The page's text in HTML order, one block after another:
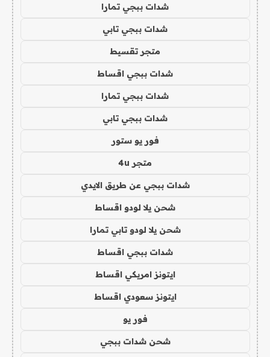
شدات ببجي تمارا
شدات ببجي تابي
متجر تقسيط
شدات ببجي اقساط
شدات ببجي تمارا
شدات ببجي تابي
فور يو ستور
متجر 4u
شدات ببجي عن طريق الايدي
شحن يلا لودو اقساط
شحن يلا لودو تابي تمارا
شدات ببجي اقساط
ايتونز امريكي اقساط
ايتونز سعودي اقساط
فور يو
شحن شدات ببجي